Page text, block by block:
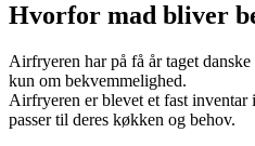
Hvorfor mad bliver
Airfryeren har på få år taget
kun om bekvemmelighed.
Airfryeren er blevet et fast inventar
passer til deres køkken og behov.